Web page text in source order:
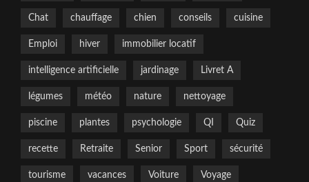
Chat chauffage chien conseils cuisine
Emploi hiver immobilier locatif
intelligence artificielle jardinage Livret A
légumes météo nature nettoyage
piscine plantes psychologie QI Quiz
recette Retraite Senior Sport sécurité
tourisme vacances Voiture Voyage